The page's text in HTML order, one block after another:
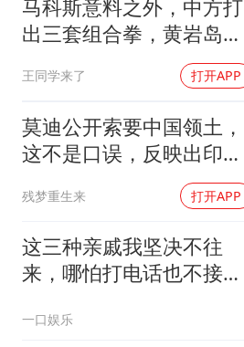
马科斯意料之外，中方打
出三套组合拳，黄岩岛将
王同学来了 打开APP
莫迪公开索要中国领土，
这不是口误，反映出印度
残梦重生来 打开APP
这三种亲戚我坚决不往
来，哪怕打电话也不接，
一口娱乐